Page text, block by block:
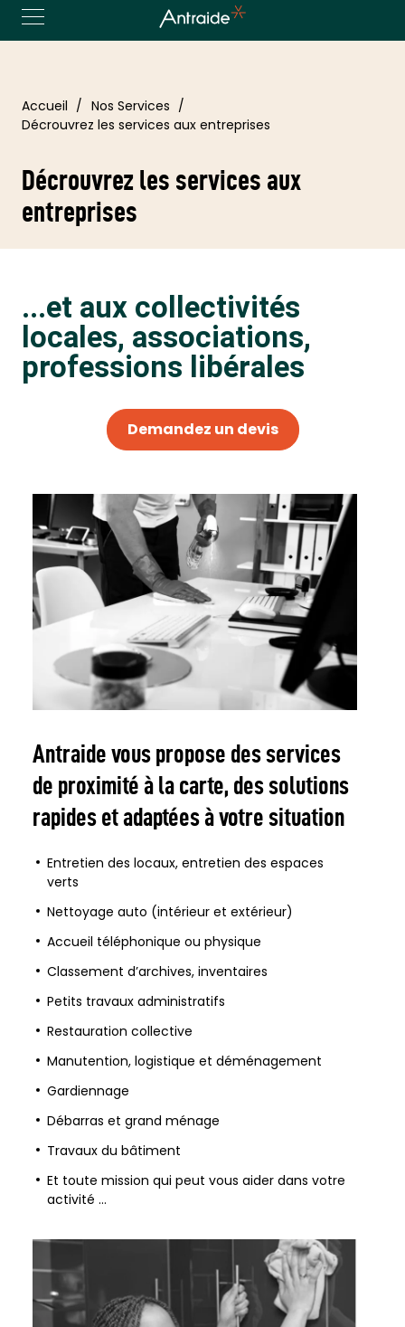
Accueil
Nos Services
Décrouvrez les services aux entreprises
Décrouvrez les services aux
entreprises
...et aux collectivités
locales, associations,
professions libérales
Demandez un devis
Antraide vous propose des services
de proximité à la carte, des solutions
rapides et adaptées à votre situation
Entretien des locaux, entretien des espaces
verts
Nettoyage auto (intérieur et extérieur)
Accueil téléphonique ou physique
Classement d’archives, inventaires
Petits travaux administratifs
Restauration collective
Manutention, logistique et déménagement
Gardiennage
Débarras et grand ménage
Travaux du bâtiment
Et toute mission qui peut vous aider dans votre
activité …